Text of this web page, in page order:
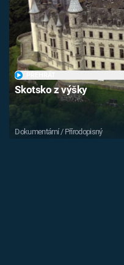
Skotsko z výšky
Dokumentární / Přírodopisný